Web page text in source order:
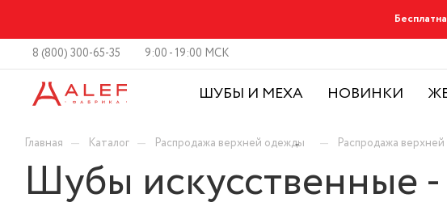
8 (800) 300-65-35 9:00 - 19:00 МСК
ШУБЫ И МЕХА НОВИНКИ
Главная — Каталог — Распродажа верхней одежды — Распродажа
Шубы искусственные